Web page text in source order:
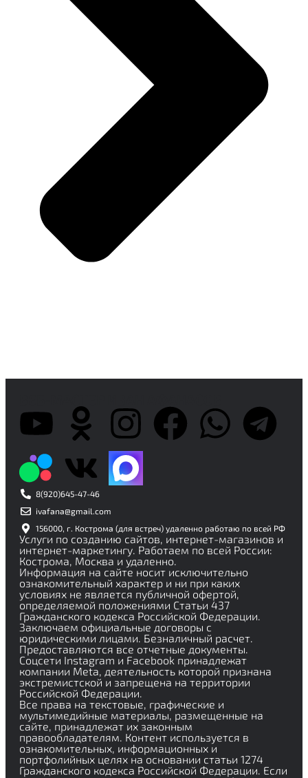
8(920)645-47-46
ivafana@gmail.com
156000, г. Кострома (для встреч) удаленно работаю по всей РФ
Услуги по созданию сайтов, интернет-магазинов и
интернет-маркетингу. Работаем по всей России:
Кострома, Москва и удаленно.
Информация на сайте носит исключительно
ознакомительный характер и ни при каких
условиях не является публичной офертой,
определяемой положениями Статьи 437
Гражданского кодекса Российской Федерации.
Заключаем официальные договоры с
юридическими лицами. Безналичный расчет.
Предоставляются все отчетные документы.
Соцсети Instagram и Facebook принадлежат
компании Meta, деятельность которой признана
экстремистской и запрещена на территории
Российской Федерации.
Все права на текстовые, графические и
мультимедийные материалы, размещенные на
сайте, принадлежат их законным
правообладателям. Контент используется в
ознакомительных, информационных и
портфолийных целях на основании статьи 1274
Гражданского кодекса Российской Федерации. Если